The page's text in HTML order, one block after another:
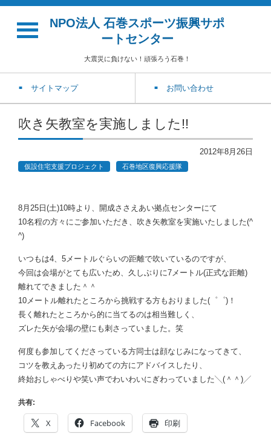
NPO法人 石巻スポーツ振興サポ
ートセンター
大震災に負けない！頑張ろう石巻！
サイトマップ お問い合わせ
吹き矢教室を実施しました!!
2012年8月26日
仮設住宅支援プロジェクト 石巻地区復興応援隊
8月25日(土)10時より、開成ささえあい拠点センターにて
10名程の方々にご参加いただき、吹き矢教室を実施いたしました(^
^)
いつもは4、5メートルぐらいの距離で吹いているのですが、
今回は会場がとても広いため、久しぶりに7メートル(正式な距離)
離れてできました＾＾
10メートル離れたところから挑戦する方もおりました(゜゜)！
長く離れたところから的に当てるのは相当難しく、
ズレた矢が会場の壁にも刺さっていました。笑
何度も参加してくださっている方同士は顔なじみになってきて、
コツを教えあったり初めての方にアドバイスしたり、
終始おしゃべりや笑い声でわいわいにぎわっていました╲(＾＾)╱
共有:
X Facebook 印刷